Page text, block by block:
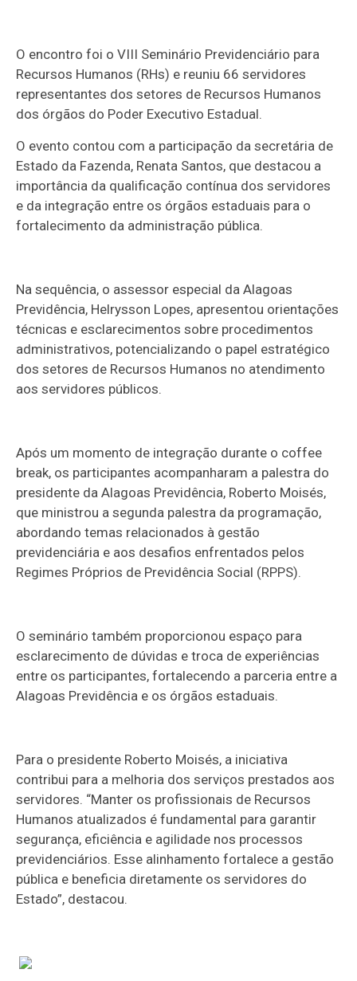
O encontro foi o VIII Seminário Previdenciário para
Recursos Humanos (RHs) e reuniu 66 servidores
representantes dos setores de Recursos Humanos
dos órgãos do Poder Executivo Estadual.
O evento contou com a participação da secretária de
Estado da Fazenda, Renata Santos, que destacou a
importância da qualificação contínua dos servidores
e da integração entre os órgãos estaduais para o
fortalecimento da administração pública.
Na sequência, o assessor especial da Alagoas
Previdência, Helrysson Lopes, apresentou orientações
técnicas e esclarecimentos sobre procedimentos
administrativos, potencializando o papel estratégico
dos setores de Recursos Humanos no atendimento
aos servidores públicos.
Após um momento de integração durante o coffee
break, os participantes acompanharam a palestra do
presidente da Alagoas Previdência, Roberto Moisés,
que ministrou a segunda palestra da programação,
abordando temas relacionados à gestão
previdenciária e aos desafios enfrentados pelos
Regimes Próprios de Previdência Social (RPPS).
O seminário também proporcionou espaço para
esclarecimento de dúvidas e troca de experiências
entre os participantes, fortalecendo a parceria entre a
Alagoas Previdência e os órgãos estaduais.
Para o presidente Roberto Moisés, a iniciativa
contribui para a melhoria dos serviços prestados aos
servidores. “Manter os profissionais de Recursos
Humanos atualizados é fundamental para garantir
segurança, eficiência e agilidade nos processos
previdenciários. Esse alinhamento fortalece a gestão
pública e beneficia diretamente os servidores do
Estado”, destacou.